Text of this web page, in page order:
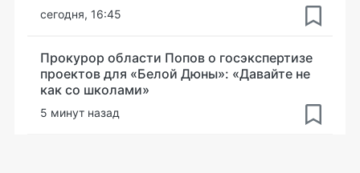
сегодня, 16:45
Прокурор области Попов о госэкспертизе
проектов для «Белой Дюны»: «Давайте не
как со школами»
5 минут назад